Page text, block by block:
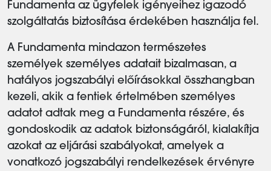
Fundamenta az ügyfelek igényeihez igazodó
szolgáltatás biztosítása érdekében használja fel.
A Fundamenta mindazon természetes
személyek személyes adatait bizalmasan, a
hatályos jogszabályi előírásokkal összhangban
kezeli, akik a fentiek értelmében személyes
adatot adtak meg a Fundamenta részére, és
gondoskodik az adatok biztonságáról, kialakítja
azokat az eljárási szabályokat, amelyek a
vonatkozó jogszabályi rendelkezések érvényre